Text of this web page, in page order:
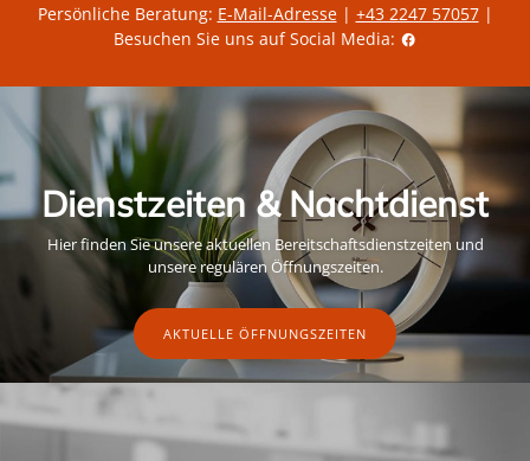
Persönliche Beratung: E-Mail-Adresse| +43 2247 57057|
Besuchen Sie uns auf Social Media:
Dienstzeiten & Nachtdienst
Hier finden Sie unsere aktuellen Bereitschaftsdienstzeiten und
unsere regulären Öffnungszeiten.
AKTUELLE ÖFFNUNGSZEITEN